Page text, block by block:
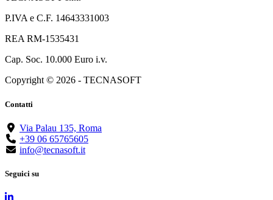
P.IVA e C.F. 14643331003
REA RM-1535431
Cap. Soc. 10.000 Euro i.v.
Copyright © 2026 - TECNASOFT
Contatti
Via Palau 135, Roma
+39 06 65765605
info@tecnasoft.it
Seguici su